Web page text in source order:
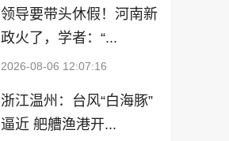
领导要带头休假！河南新
政火了，学者：“...
2026-08-06 12:07:16
浙江温州：台风“白海豚”
逼近 舥艚渔港开...